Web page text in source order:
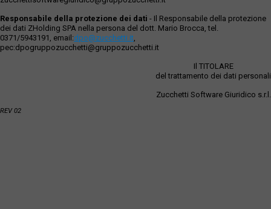
Responsabile della protezione dei dati - Il Responsabile della protezione
dei dati ZHolding SPA nella persona del dott. Mario Brocca, tel.
0371/5943191, email:dpo@zucchetti.it,
pec:dpogruppozucchetti@gruppozucchetti.it
Il TITOLARE
del trattamento dei dati personali
Zucchetti Software Giuridico s.r.l.
REV 02